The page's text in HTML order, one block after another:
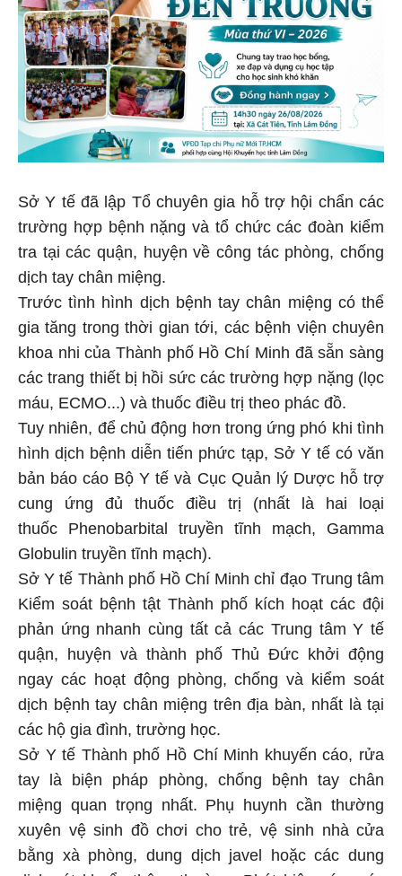
Sở Y tế đã lập Tổ chuyên gia hỗ trợ hội chẩn các
trường hợp bệnh nặng và tổ chức các đoàn kiểm
tra tại các quận, huyện về công tác phòng, chống
dịch tay chân miệng.
Trước tình hình dịch bệnh tay chân miệng có thể
gia tăng trong thời gian tới, các bệnh viện chuyên
khoa nhi của Thành phố Hồ Chí Minh đã sẵn sàng
các trang thiết bị hồi sức các trường hợp nặng (lọc
máu, ECMO...) và thuốc điều trị theo phác đồ.
Tuy nhiên, để chủ động hơn trong ứng phó khi tình
hình dịch bệnh diễn tiến phức tạp, Sở Y tế có văn
bản báo cáo Bộ Y tế và Cục Quản lý Dược hỗ trợ
cung ứng đủ thuốc điều trị (nhất là hai loại
thuốc Phenobarbital truyền tĩnh mạch, Gamma
Globulin truyền tĩnh mạch).
Sở Y tế Thành phố Hồ Chí Minh chỉ đạo Trung tâm
Kiểm soát bệnh tật Thành phố kích hoạt các đội
phản ứng nhanh cùng tất cả các Trung tâm Y tế
quận, huyện và thành phố Thủ Đức khởi động
ngay các hoạt động phòng, chống và kiểm soát
dịch bệnh tay chân miệng trên địa bàn, nhất là tại
các hộ gia đình, trường học.
Sở Y tế Thành phố Hồ Chí Minh khuyến cáo, rửa
tay là biện pháp phòng, chống bệnh tay chân
miệng quan trọng nhất. Phụ huynh cần thường
xuyên vệ sinh đồ chơi cho trẻ, vệ sinh nhà cửa
bằng xà phòng, dung dịch javel hoặc các dung